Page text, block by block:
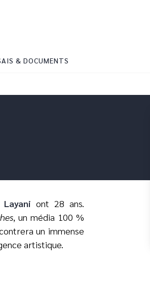
& DOCUMENTS
ont 28 ans.
, un média 100 %
un immense
artistique.